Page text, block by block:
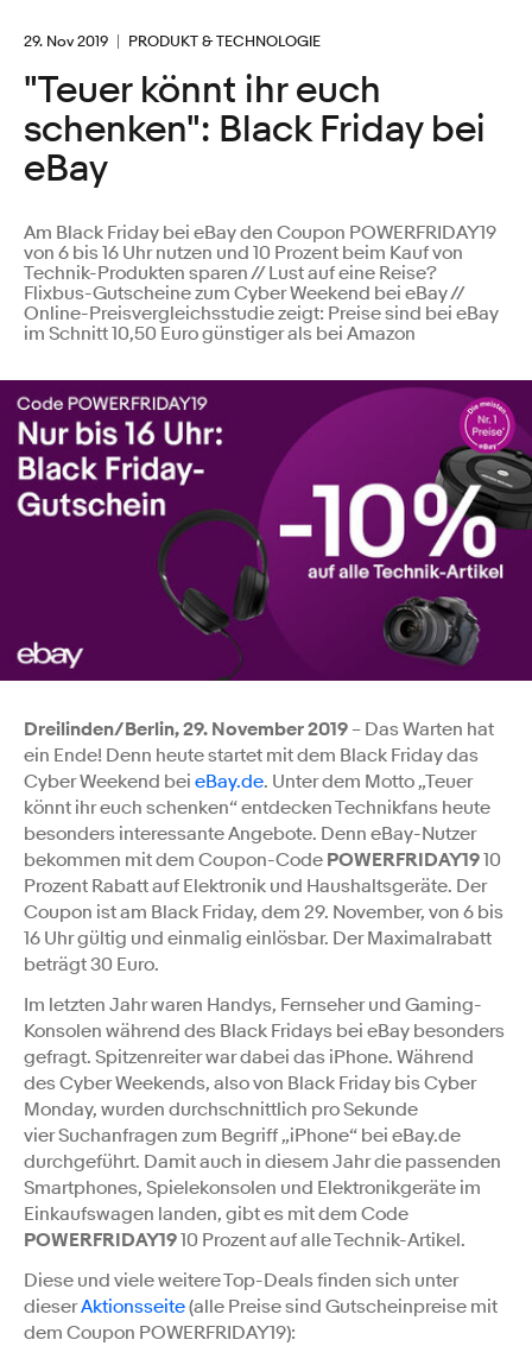
29. Nov 2019 PRODUKT & TECHNOLOGIE
"Teuer könnt ihr euch
schenken": Black Friday bei
eBay
Am Black Friday bei eBay den Coupon POWERFRIDAY19
von 6 bis 16 Uhr nutzen und 10 Prozent beim Kauf von
Technik-Produkten sparen // Lust auf eine Reise?
Flixbus-Gutscheine zum Cyber Weekend bei eBay //
Online-Preisvergleichsstudie zeigt: Preise sind bei eBay
im Schnitt 10,50 Euro günstiger als bei Amazon
Dreilinden/Berlin, 29. November 2019 – Das Warten hat
ein Ende! Denn heute startet mit dem Black Friday das
Cyber Weekend bei eBay.de. Unter dem Motto „Teuer
könnt ihr euch schenken“ entdecken Technikfans heute
besonders interessante Angebote. Denn eBay-Nutzer
bekommen mit dem Coupon-Code POWERFRIDAY1910
Prozent Rabatt auf Elektronik und Haushaltsgeräte. Der
Coupon ist am Black Friday, dem 29. November, von 6 bis
16 Uhr gültig und einmalig einlösbar. Der Maximalrabatt
beträgt 30 Euro.
Im letzten Jahr waren Handys, Fernseher und Gaming-
Konsolen während des Black Fridays bei eBay besonders
gefragt. Spitzenreiter war dabei das iPhone. Während
des Cyber Weekends, also von Black Friday bis Cyber
Monday, wurden durchschnittlich pro Sekunde
vier Suchanfragen zum Begriff „iPhone“ bei eBay.de
durchgeführt. Damit auch in diesem Jahr die passenden
Smartphones, Spielekonsolen und Elektronikgeräte im
Einkaufswagen landen, gibt es mit dem Code
POWERFRIDAY1910 Prozent auf alle Technik-Artikel.
Diese und viele weitere Top-Deals finden sich unter
dieserAktionsseite(alle Preise sind Gutscheinpreise mit
dem Coupon POWERFRIDAY19):